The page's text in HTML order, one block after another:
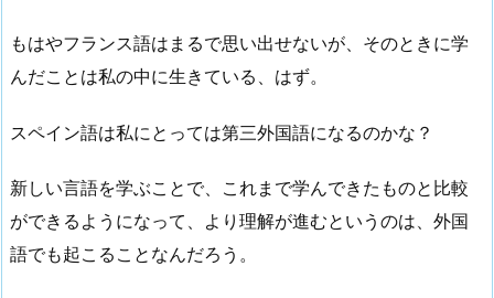
もはやフランス語はまるで思い出せないが、そのときに学
んだことは私の中に生きている、はず。
スペイン語は私にとっては第三外国語になるのかな？
新しい言語を学ぶことで、これまで学んできたものと比較
ができるようになって、より理解が進むというのは、外国
語でも起こることなんだろう。